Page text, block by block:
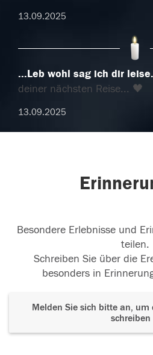
13.09.2025
...Leb wohl sag ich dir
deiner nächsten Reise... 🖤
13.09.2025
Besondere Erlebnisse und
teilen.
Schreiben Sie über die
besonders in
Melden Sie sich bitte an, um
schreiben